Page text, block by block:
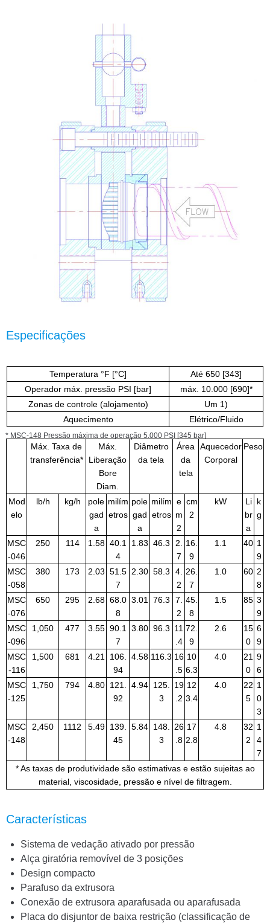
Especificações
Temperatura °F [°C]
Até 650 [343]
Operador máx. pressão PSI [bar]
máx. 10.000 [690]*
Zonas de controle (alojamento)
Um 1)
Aquecimento
Elétrico/Fluido
* MSC-148 Pressão máxima de operação 5.000 PSI [345 bar]
Máx. Taxa de
transferência*
Máx.
Liberação
Bore
Diam.
Diâmetro
da tela
Área
da
tela
Aquecedor
Corporal
Peso
Mod
elo
lb/h kg/h
pole
gad
a
milím
etros
pole
gad
a
milím
etros
e
m
2
cm
2
kW
Li
br
a
k
g
MSC
-046
250 114 1.58 40.1
4
1.83 46.3
2.
7
16.
9
1.1 40 1
9
MSC
-058
380 173 2.03 51.5
7
2.30 58.3
4.
2
26.
7
1.0 60 2
8
MSC
-076
650 295 2.68 68.0
8
3.01 76.3
7.
2
45.
8
1.5 85 3
9
MSC
-096
1,050 477 3.55 90.1
7
3.80 96.3 11
.4
72.
9
2.6
15
0
6
9
MSC
-116
1,500 681 4.21 106.
94
4.58 116.3 16
.5
10
6.3
4.0
21
0
9
6
MSC
-125
1,750 794 4.80 121.
92
4.94 125.
3
19
.2
12
3.4
4.0
22
5
1
0
3
MSC
-148
2,450 1112 5.49 139.
45
5.84 148.
3
26
.8
17
2.8
4.8
32
2
1
4
7
* As taxas de produtividade são estimativas e estão sujeitas ao
material, viscosidade, pressão e nível de filtragem.
Características
Sistema de vedação ativado por pressão
Alça giratória removível de 3 posições
Design compacto
Parafuso da extrusora
Conexão de extrusora aparafusada ou aparafusada
Placa do disjuntor de baixa restrição (classificação de